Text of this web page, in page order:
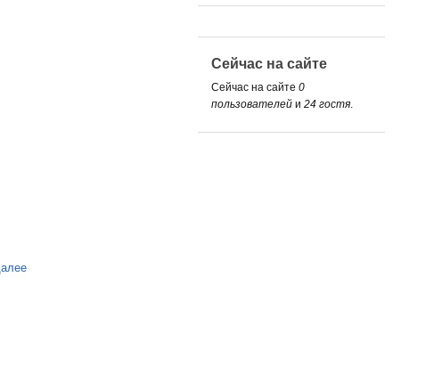
Сейчас на сайте
Сейчас на сайте 0
пользователей и 24 гостя